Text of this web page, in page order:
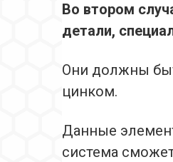
Во втором
детали,
Они должны
цинком.
Данные
система